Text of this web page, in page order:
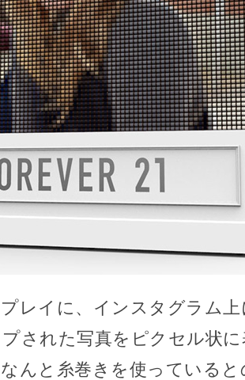
レイに、インスタグラム
された写真をピクセル状
んと糸巻きを使っている